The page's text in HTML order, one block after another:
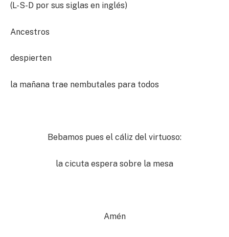
(L-S-D por sus siglas en inglés)
Ancestros
despierten
la mañana trae nembutales para todos
Bebamos pues el cáliz del virtuoso:
la cicuta espera sobre la mesa
Amén